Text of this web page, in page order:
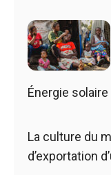
Énergie
La culture du
d’exportation